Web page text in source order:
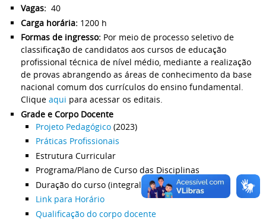
Vagas: 40
Carga horária: 1200 h
Formas de ingresso: Por meio de processo seletivo de
classificação de candidatos aos cursos de educação
profissional técnica de nível médio, mediante a realização
de provas abrangendo as áreas de conhecimento da base
nacional comum dos currículos do ensino fundamental.
Clique aqui para acessar os editais.
Grade e Corpo Docente
Projeto Pedagógico (2023)
Práticas Profissionais
Estrutura Curricular
Programa/Plano de Curso das Disciplinas
Duração do curso (integralização): 2 anos
Link para Horário
Qualificação do corpo docente